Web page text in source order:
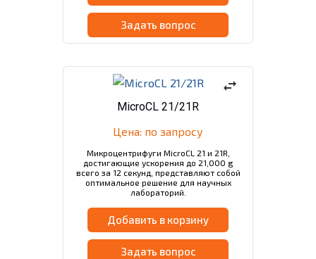
Задать вопрос
swap_horiz
MicroCL 21/21R
Цена: по запросу
Микроцентрифуги MicroCL 21 и 21R,
достигающие ускорения до 21,000 g
всего за 12 секунд, представляют собой
оптимальное решение для научных
лабораторий.
Добавить в корзину
Задать вопрос